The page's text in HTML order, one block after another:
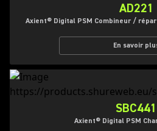
AD221
Axient® Digital PSM Combineur /
En savoir
SBC441
Axient® Digital PSM